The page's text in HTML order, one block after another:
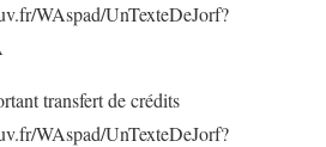
WAspad/UnTexteDeJorf?
transfert de crédits
WAspad/UnTexteDeJorf?